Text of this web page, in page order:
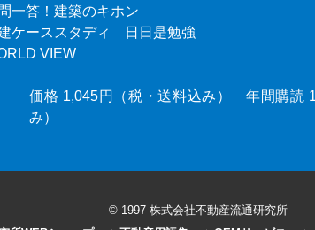
一答！建築のキホン
ケーススタディ 日日是勉強
VIEW
価格 1,045円（税・送料込み） 年間購読
み）
© 1997 株式会社不動産流通研究所